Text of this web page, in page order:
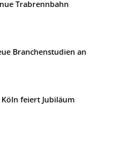
Trabrennbahn
Branchenstudien an
feiert Jubiläum